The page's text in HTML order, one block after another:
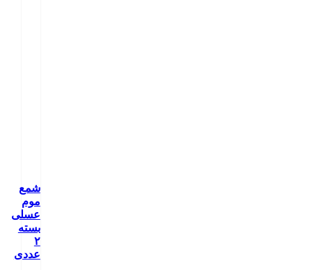
شمع
موم
عسلی
بسته
۲
عددی